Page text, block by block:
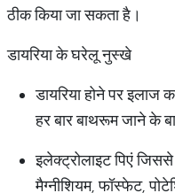
ठीक किया जा सकता है।
डायरिया के घरेलू नुस्खे
डायरिया होने पर इलाज
हर बार बाथरूम जाने के
इलेक्ट्रोलाइट पिएं
मैग्नीशियम, फॉस्फेट,